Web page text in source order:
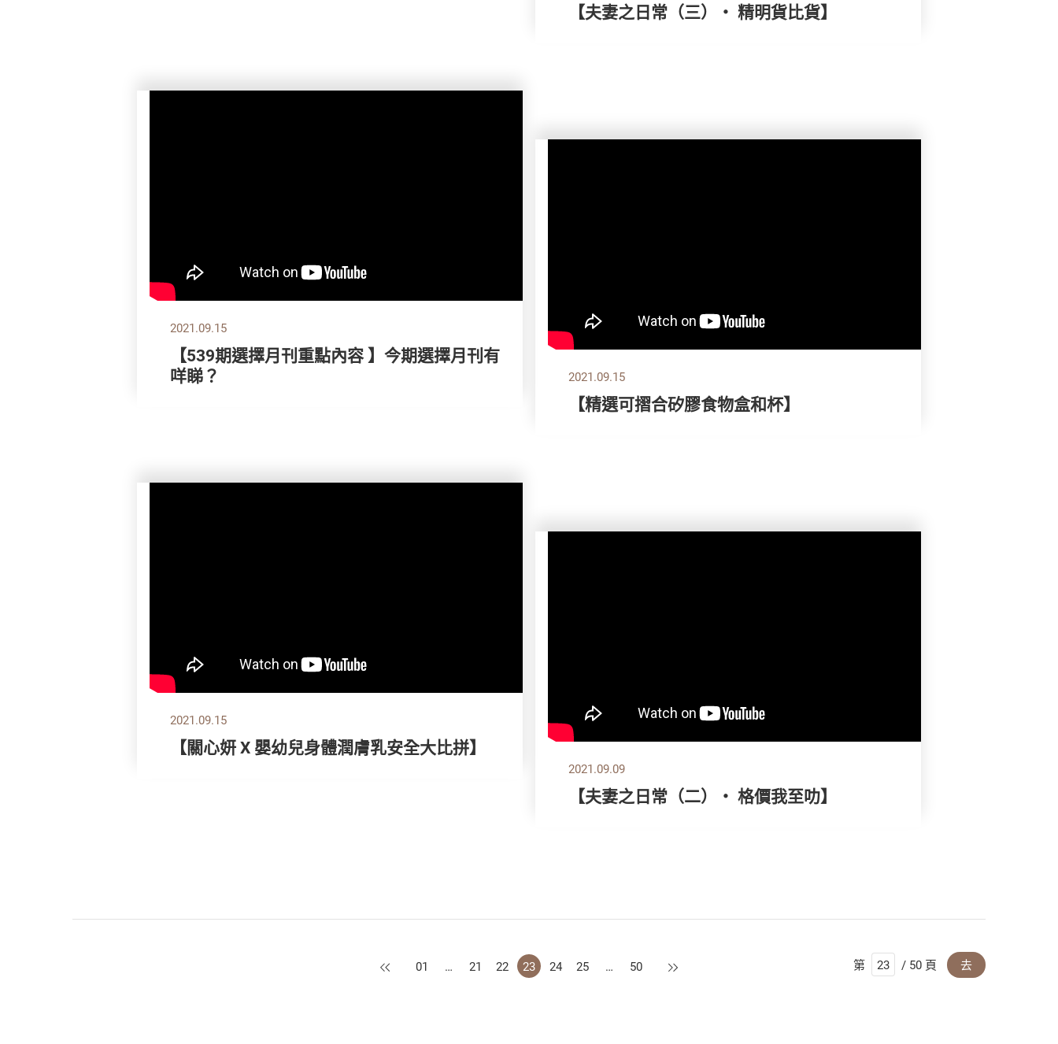
【夫妻之日常（三）‧ 精明貨比貨】
2021.09.15
【539期選擇月刊重點內容 】今期選擇月刊有
咩睇？
2021.09.15
【精選可摺合矽膠食物盒和杯】
2021.09.15
【關心妍 X 嬰幼兒身體潤膚乳安全大比拼】
2021.09.09
【夫妻之日常（二）‧ 格價我至叻】
上一頁
01 … 21 22 23 24 25 … 50 下一頁 第 / 50 頁 去